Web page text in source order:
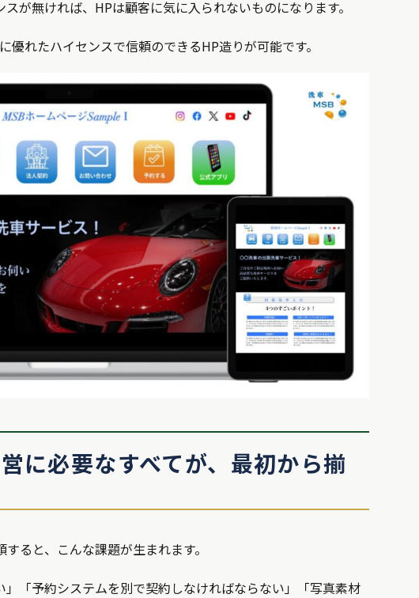
が無ければ、HPは顧客に気に入られないものになります。
れたハイセンスで信頼のできるHP造りが可能です。
に必要なすべてが、最初から揃
ると、こんな課題が生まれます。
」「予約システムを別で契約しなければならない」「写真素材